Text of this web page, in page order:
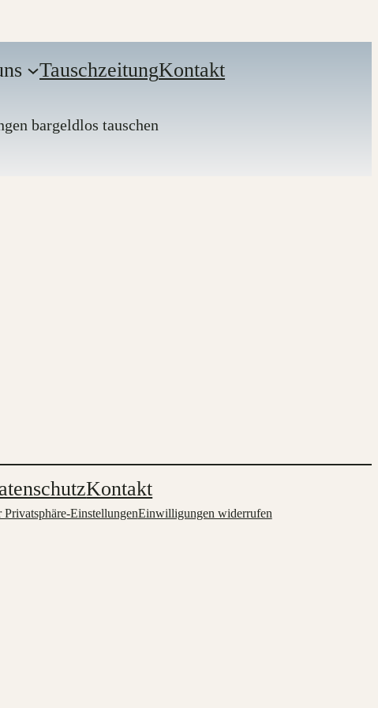
TauschzeitungKontakt
bargeldlos tauschen
Kontakt
Privatsphäre-EinstellungenEinwilligungen widerrufen